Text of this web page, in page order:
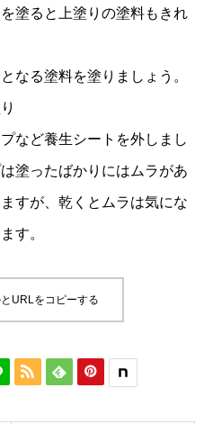
塗ると上塗りの塗料もきれ
なる塗料を塗りましょう。
など養生シートを外しまし
塗ったばかりにはムラがあ
すが、乾くとムラは気にな
す。
URLをコピーする
  